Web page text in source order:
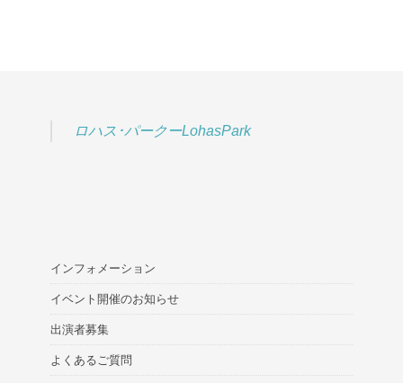
ロハス･パークーLohasPark
インフォメーション
イベント開催のお知らせ
出演者募集
よくあるご質問